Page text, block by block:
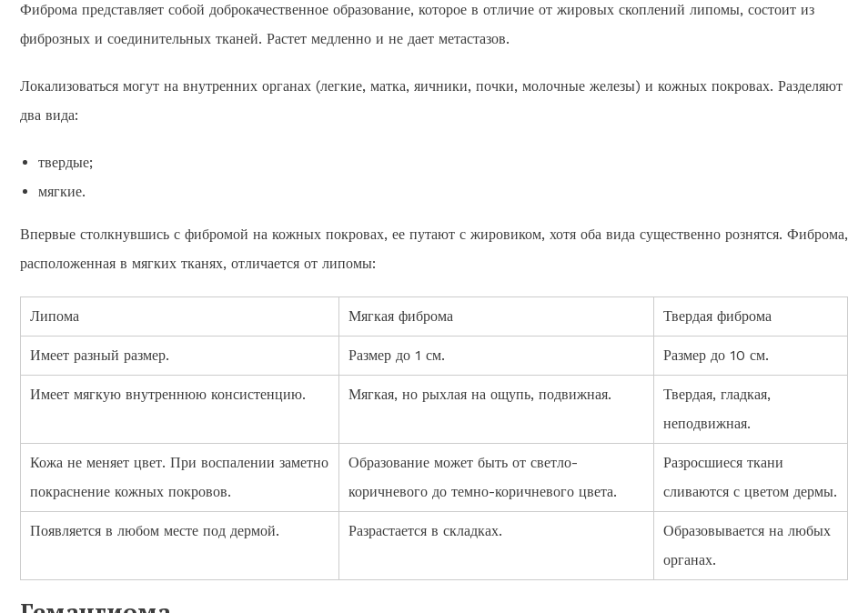
Фиброма представляет собой доброкачественное образование, которое в отличие от жировых скоплений липомы, состоит из
фиброзных и соединительных тканей. Растет медленно и не дает метастазов.
Локализоваться могут на внутренних органах (легкие, матка, яичники, почки, молочные железы) и кожных покровах. Разделяют
два вида:
твердые;
мягкие.
Впервые столкнувшись с фибромой на кожных покровах, ее путают с жировиком, хотя оба вида существенно рознятся. Фиброма,
расположенная в мягких тканях, отличается от липомы:
Липома Мягкая фиброма Твердая фиброма
Имеет разный размер. Размер до 1 см. Размер до 10 см.
Имеет мягкую внутреннюю консистенцию. Мягкая, но рыхлая на ощупь, подвижная.
Твердая, гладкая,
неподвижная.
Кожа не меняет цвет. При воспалении заметно
покраснение кожных покровов.
Образование может быть от светло-
коричневого до темно-коричневого цвета.
Разросшиеся ткани
сливаются с цветом дермы.
Появляется в любом месте под дермой. Разрастается в складках.
Образовывается на любых
органах.